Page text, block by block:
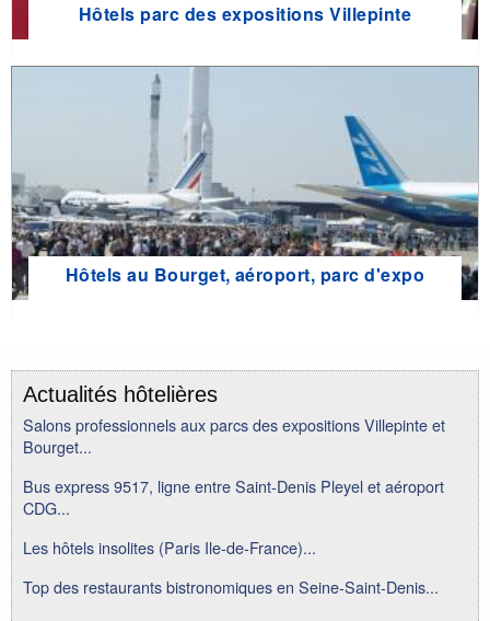
Hôtels parc des expositions Villepinte
Hôtels au Bourget, aéroport, parc d'expo
Actualités hôtelières
Salons professionnels aux parcs des expositions Villepinte et
Bourget...
Bus express 9517, ligne entre Saint-Denis Pleyel et aéroport
CDG...
Les hôtels insolites (Paris Ile-de-France)...
Top des restaurants bistronomiques en Seine-Saint-Denis...